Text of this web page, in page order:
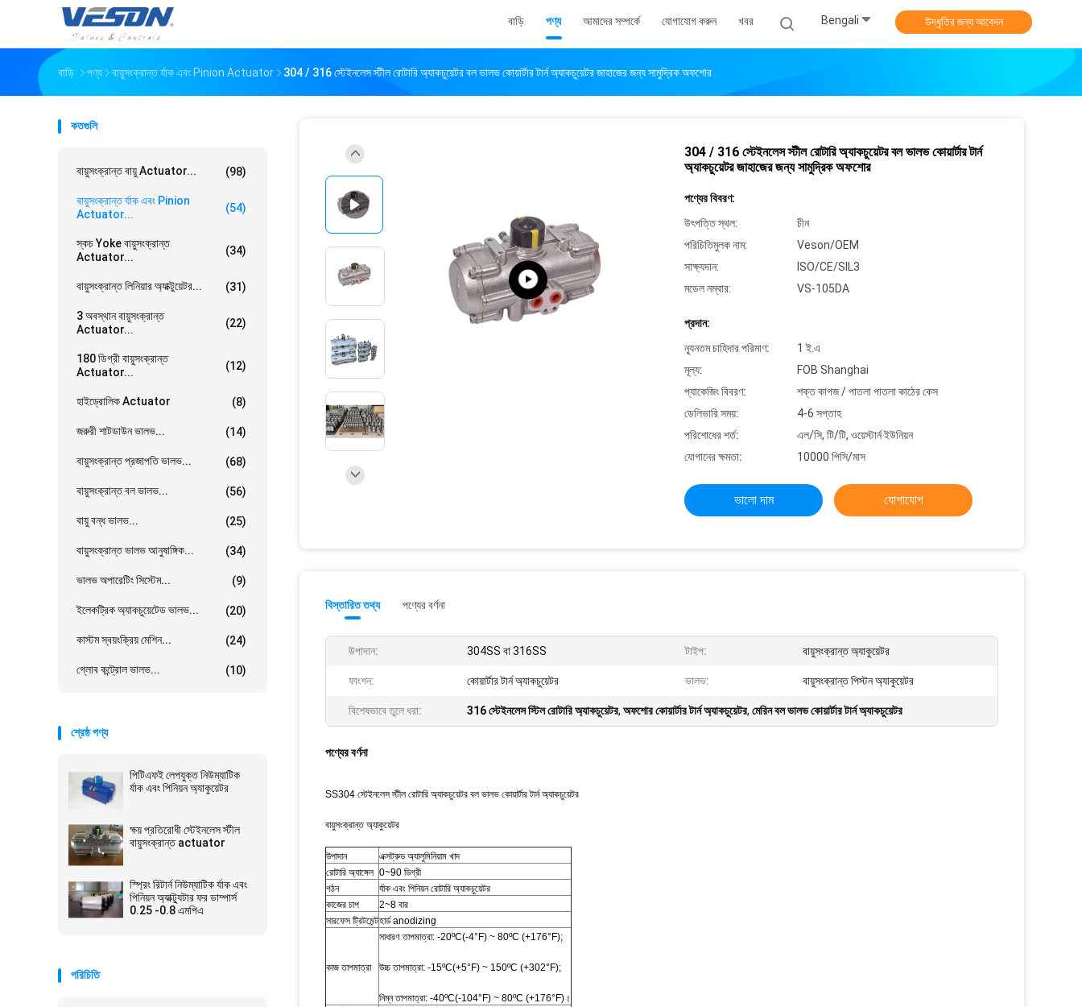
বাড়ি পণ্য আমাদের সম্পর্কে যোগাযোগ করুন খবর Bengali উদ্ধৃতির জন্য আবেদন
বাড়ি পণ্য বায়ুসংক্রান্ত র্যাক এবং Pinion Actuator 304 / 316 স্টেইনলেস স্টীল রোটারি অ্যাকচুয়েটর বল ভালভ কোয়ার্টার টার্ন অ্যাকচুয়েটর জাহাজের জন্য সামুদ্রিক অফশোর
কতগুলি
বায়ুসংক্রান্ত বায়ু Actuator... (98)
বায়ুসংক্রান্ত র্যাক এবং Pinion
Actuator...
(54)
স্কচ Yoke বায়ুসংক্রান্ত
Actuator...
(34)
বায়ুসংক্রান্ত লিনিয়ার অ্যাক্টুয়েটর... (31)
3 অবস্থান বায়ুসংক্রান্ত
Actuator...
(22)
180 ডিগ্রী বায়ুসংক্রান্ত
Actuator...
(12)
হাইড্রোলিক Actuator (8)
জরুরী শাটডাউন ভালভ... (14)
বায়ুসংক্রান্ত প্রজাপতি ভালভ... (68)
বায়ুসংক্রান্ত বল ভালভ... (56)
বায়ু বন্ধ ভালভ... (25)
বায়ুসংক্রান্ত ভালভ আনুষাঙ্গিক... (34)
ভালভ অপারেটিং সিস্টেম... (9)
ইলেকট্রিক অ্যাকচুয়েটেড ভালভ... (20)
কাস্টম স্বয়ংক্রিয় মেশিন... (24)
গ্লোব কন্ট্রোল ভালভ... (10)
শ্রেষ্ঠ পণ্য
পিটিএফই লেপযুক্ত নিউম্যাটিক
র্যাক এবং পিনিয়ন অ্যাকুয়েটর
ক্ষয় প্রতিরোধী স্টেইনলেস স্টীল
বায়ুসংক্রান্ত actuator
স্প্রিং রিটার্ন নিউম্যাটিক র্যাক এবং
পিনিয়ন অ্যাক্ট্যুটার ফর ডাম্পার্স
0.25 -0.8 এমপিএ
পরিচিতি
304 / 316 স্টেইনলেস স্টীল রোটারি অ্যাকচুয়েটর বল ভালভ কোয়ার্টার টার্ন
অ্যাকচুয়েটর জাহাজের জন্য সামুদ্রিক অফশোর
পণ্যের বিবরণ:
উৎপত্তি স্থল:
চীন
পরিচিতিমুলক নাম:
Veson/OEM
সাক্ষ্যদান:
ISO/CE/SIL3
মডেল নম্বার:
VS-105DA
প্রদান:
ন্যূনতম চাহিদার পরিমাণ:
1 ই.এ
মূল্য:
FOB Shanghai
প্যাকেজিং বিবরণ:
শক্ত কাগজ / পাতলা পাতলা কাঠের কেস
ডেলিভারি সময়:
4-6 সপ্তাহ
পরিশোধের শর্ত:
এল/সি, টি/টি, ওয়েস্টার্ন ইউনিয়ন
যোগানের ক্ষমতা:
10000 পিসি/মাস
ভালো দাম যোগাযোগ
বিস্তারিত তথ্য পণ্যের বর্ণনা
উপাদান: 304SS বা 316SS টাইপ: বায়ুসংক্রান্ত অ্যাকুয়েটর
ফাংশন: কোয়ার্টার টার্ন অ্যাকচুয়েটর ভালভ: বায়ুসংক্রান্ত পিস্টন অ্যাকুয়েটর
বিশেষভাবে তুলে ধরা: 316 স্টেইনলেস স্টিল রোটারি অ্যাকচুয়েটর, অফশোর কোয়ার্টার টার্ন অ্যাকচুয়েটর, মেরিন বল ভালভ কোয়ার্টার টার্ন অ্যাকচুয়েটর
পণ্যের বর্ণনা
SS304 স্টেইনলেস স্টীল রোটারি অ্যাকচুয়েটর বল ভালভ কোয়ার্টার টার্ন অ্যাকচুয়েটর
বায়ুসংক্রান্ত অ্যাকুয়েটর
উপাদান
এক্সট্রুড অ্যালুমিনিয়াম খাদ
রোটারি অ্যাঙ্গেল 0~90 ডিগ্রী
গঠন
র্যাক এবং পিনিয়ন রোটারি অ্যাকচুয়েটর
কাজের চাপ
2~8 বার
সারফেস ট্রিটমেন্টহার্ড anodizing
কাজ তাপমাত্রা
সাধারণ তাপমাত্রা: -20ºC(-4°F) ~ 80ºC (+176°F);
উচ্চ তাপমাত্রা: -15ºC(+5°F) ~ 150ºC (+302°F);
নিম্ন তাপমাত্রা: -40ºC(-104°F) ~ 80ºC (+176°F)।